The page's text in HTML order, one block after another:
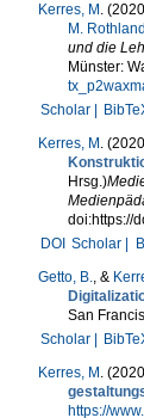
Kerres, M .
M. Rothland
und die
Münster:
Scholar |
Kerres, M .
Hrsg.)
doi:https://
DOI Scholar |
Getto, B., &
San
Scholar |
Kerres, M .
https://